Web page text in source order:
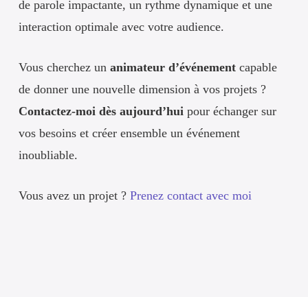
de parole impactante, un rythme dynamique et une
interaction optimale avec votre audience.
Vous cherchez un animateur d’événementcapable
de donner une nouvelle dimension à vos projets ?
Contactez-moi dès aujourd’hui pour échanger sur
vos besoins et créer ensemble un événement
inoubliable.
Vous avez un projet ? Prenez contact avec moi